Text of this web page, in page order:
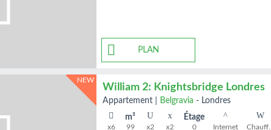
PLAN
NEW
William 2: Knightsbridge Londres
appartement Belgravia - Londres
x6
m²
99 x2 x2
Étage
0 Internet